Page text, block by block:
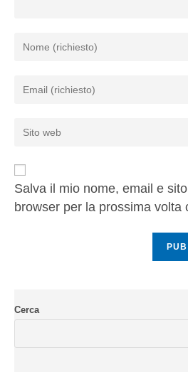
Salva il mio nome, email e
browser per la prossima volta
Cerca